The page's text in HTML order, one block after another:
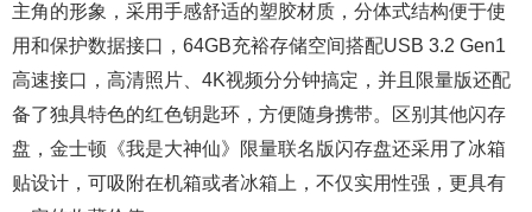
主角的形象，采用手感舒适的塑胶材质，分体式结构便于使
用和保护数据接口，64GB充裕存储空间搭配USB 3.2 Gen1
高速接口，高清照片、4K视频分分钟搞定，并且限量版还配
备了独具特色的红色钥匙环，方便随身携带。区别其他闪存
盘，金士顿《我是大神仙》限量联名版闪存盘还采用了冰箱
贴设计，可吸附在机箱或者冰箱上，不仅实用性强，更具有